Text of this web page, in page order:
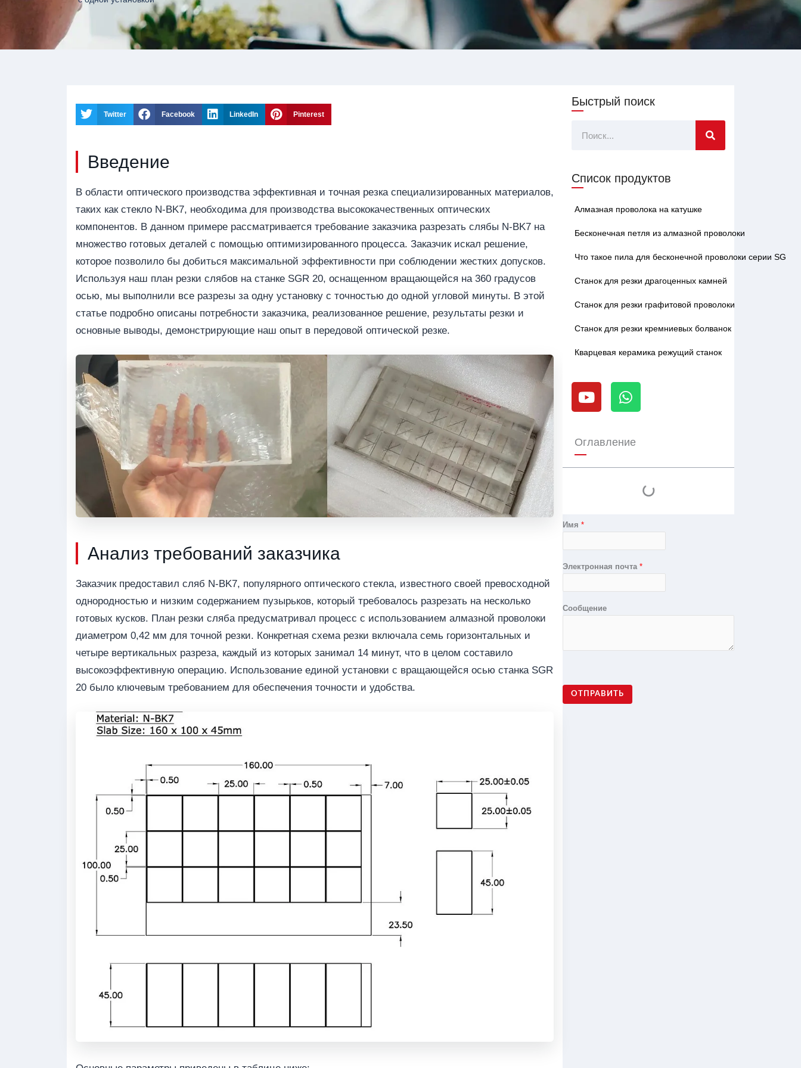
Twitter Facebook LinkedIn Pinterest
Введение
В области оптического производства эффективная и точная резка специализированных материалов,
таких как стекло N-BK7, необходима для производства высококачественных оптических
компонентов. В данном примере рассматривается требование заказчика разрезать слябы N-BK7 на
множество готовых деталей с помощью оптимизированного процесса. Заказчик искал решение,
которое позволило бы добиться максимальной эффективности при соблюдении жестких допусков.
Используя наш план резки слябов на станке SGR 20, оснащенном вращающейся на 360 градусов
осью, мы выполнили все разрезы за одну установку с точностью до одной угловой минуты. В этой
статье подробно описаны потребности заказчика, реализованное решение, результаты резки и
основные выводы, демонстрирующие наш опыт в передовой оптической резке.
Анализ требований заказчика
Заказчик предоставил сляб N-BK7, популярного оптического стекла, известного своей превосходной
однородностью и низким содержанием пузырьков, который требовалось разрезать на несколько
готовых кусков. План резки сляба предусматривал процесс с использованием алмазной проволоки
диаметром 0,42 мм для точной резки. Конкретная схема резки включала семь горизонтальных и
четыре вертикальных разреза, каждый из которых занимал 14 минут, что в целом составило
высокоэффективную операцию. Использование единой установки с вращающейся осью станка SGR
20 было ключевым требованием для обеспечения точности и удобства.
Быстрый поиск
Поиск
Список продуктов
Алмазная проволока на катушке
Бесконечная петля из алмазной проволоки
Что такое пила для бесконечной проволоки серии SG
Станок для резки драгоценных камней
Станок для резки графитовой проволоки
Станок для резки кремниевых болванок
Кварцевая керамика режущий станок
Y
o
u
u
b
e
W
h
a
s
p
Оглавление
Имя*
Электронная почта*
Сообщение
ОТПРАВИТЬ